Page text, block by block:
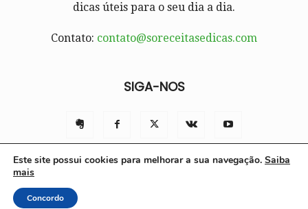
dicas úteis para o seu dia a dia.
Contato: contato@soreceitasedicas.com
SIGA-NOS
© Só Receitas e Dicas 2025 | Todos os direitos reservados.
Este site possui cookies para melhorar a sua navegação. Saiba
mais
Concordo